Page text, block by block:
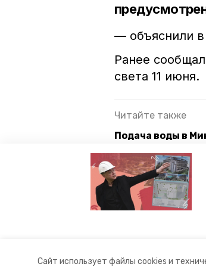
Сайт использует файлы cookies и
— объяснили
Ранее
света 11 июня.
Читайте также
Подача воды в
Систему
Водоснабжение